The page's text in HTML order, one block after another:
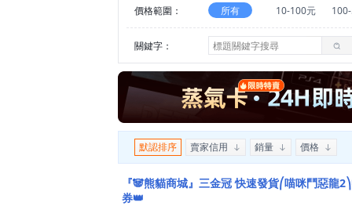
價格範圍： 所有 10-100元
關鍵字：
默認排序 賣家信用 銷量 價格
『🐼熊貓商城』三金冠 快速發貨⎛喵咪鬥惡龍
券👑